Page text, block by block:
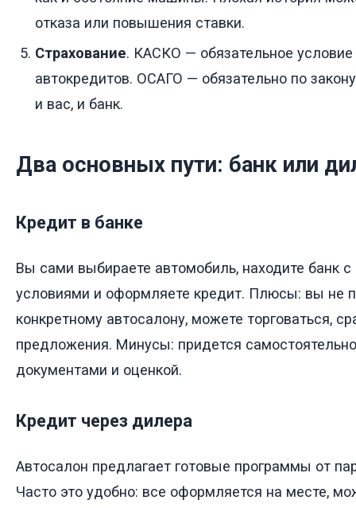
отказа или повышения ставки.
Страхование. КАСКО — обязательное
автокредитов. ОСАГО — обязательно по
и вас, и банк.
Два основных пути: банк или
Кредит в банке
Вы сами выбираете автомобиль, находите банк
условиями и оформляете кредит. Плюсы: вы не
конкретному автосалону, можете торговаться,
предложения. Минусы: придется
документами и оценкой.
Кредит через дилера
Автосалон предлагает готовые программы от
Часто это удобно: все оформляется на месте,